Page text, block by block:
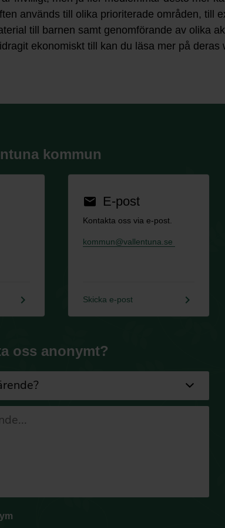
används till olika prioriterade områden, till
till barnen samt genomförande av olika
ekonomiskt till kan du läsa mer på deras
kommun
keyboard_arrow_right
email E-post
Kontakta oss via e-post.
kommun@vallentuna.se
Skicka e-post keyboard_arrow_right
oss anonymt?